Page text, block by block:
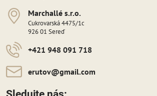
Marchallé s​​.r​​.o​​.
Cukrovarská 4475/1c
926 01 Sereď
+421 948 091 718
erutov​@gmail​.com